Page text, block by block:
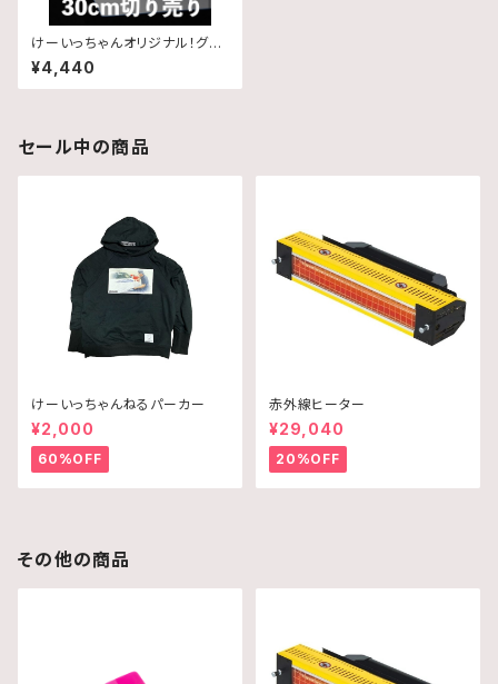
けーいっちゃんオリジナル！グロ
スブラックプロテクションフィル
ム
¥4,440
セール中の商品
けーいっちゃんねるパーカー
¥2,000
60%OFF
赤外線ヒーター
¥29,040
20%OFF
その他の商品